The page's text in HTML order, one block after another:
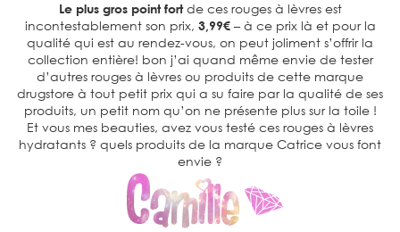
Le plus gros point fortde ces rouges à lèvres est
incontestablement son prix, 3,99€– à ce prix là et pour la
qualité qui est au rendez-vous, on peut joliment s’offrir la
collection entière! bon j’ai quand même envie de tester
d’autres rouges à lèvres ou produits de cette marque
drugstore à tout petit prix qui a su faire par la qualité de ses
produits, un petit nom qu’on ne présente plus sur la toile !
Et vous mes beauties, avez vous testé ces rouges à lèvres
hydratants ? quels produits de la marque Catrice vous font
envie ?